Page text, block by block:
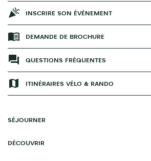
INSCRIRE SON ÉVÉNEMENT
DEMANDE DE BROCHURE
QUESTIONS FRÉQUENTES
ITINÉRAIRES VÉLO & RANDO
SÉJOURNER
DÉCOUVRIR